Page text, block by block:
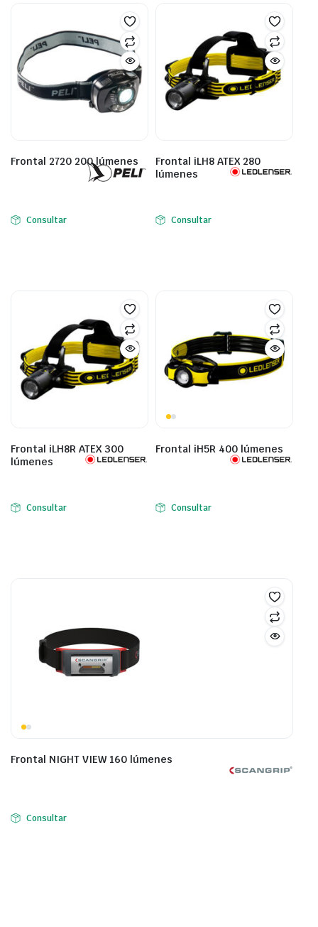
Frontal 2720 200 lúmenes
Consultar
Frontal iLH8 ATEX 280
lúmenes
Consultar
Frontal iLH8R ATEX 300
lúmenes
Consultar
Frontal iH5R 400 lúmenes
Consultar
Frontal NIGHT VIEW 160 lúmenes
Consultar